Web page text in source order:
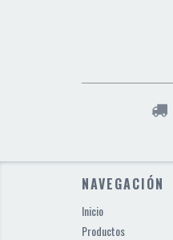
NAVEGACIÓN
Inicio
Productos